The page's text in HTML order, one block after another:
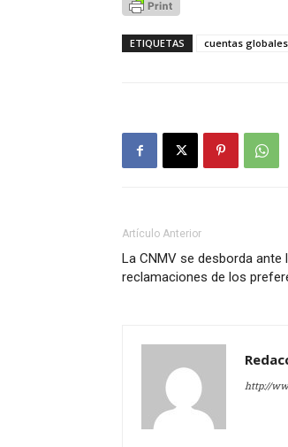
ETIQUETAS cuentas globales
Artículo Anterior
La CNMV se desborda ante
reclamaciones de los
http://